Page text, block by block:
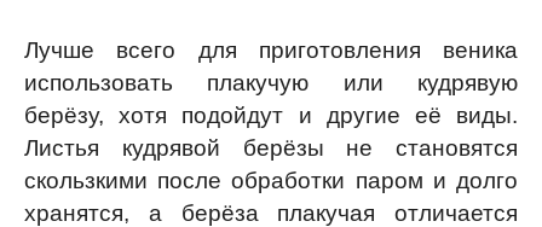
Лучше всего для приготовления веника
использовать плакучую или кудрявую
берёзу, хотя подойдут и другие её виды.
Листья кудрявой берёзы не становятся
скользкими после обработки паром и долго
хранятся, а берёза плакучая отличается